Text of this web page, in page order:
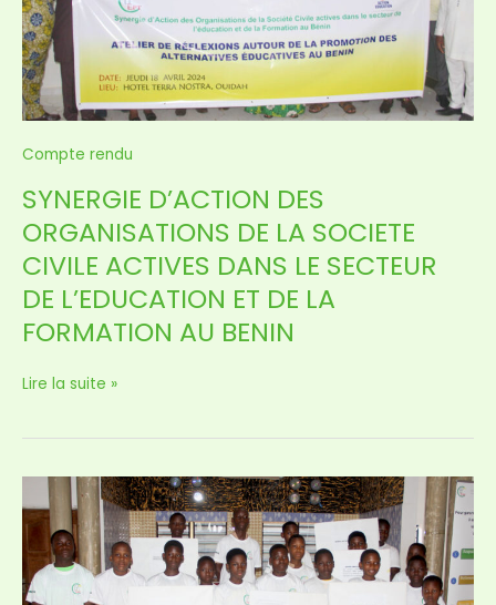
Compte rendu
SYNERGIE D’ACTION DES
ORGANISATIONS DE LA SOCIETE
CIVILE ACTIVES DANS LE SECTEUR
DE L’EDUCATION ET DE LA
FORMATION AU BENIN
SOCIETE
CIVILE
ACTIVES
DANS
LE
DE
ET
DE
FORMATION
AU
BENIN
Lire la suite »
CELEBRATION
DE
LA
SEMAINE
MONDIALE